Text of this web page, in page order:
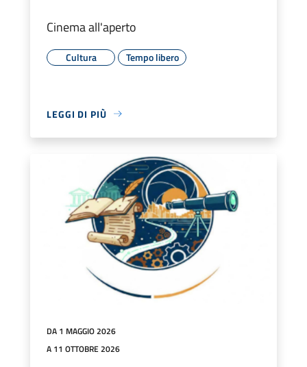
Cinema all'aperto
Cultura Tempo libero
LEGGI DI PIÙ
DA 1 MAGGIO 2026
A 11 OTTOBRE 2026